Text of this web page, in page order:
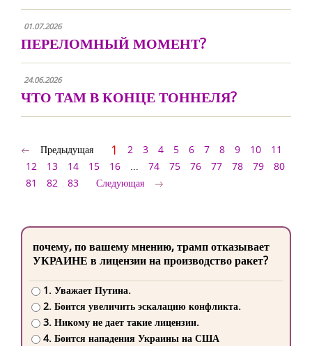
01.07.2026
ПЕРЕЛОМНЫЙ МОМЕНТ?
24.06.2026
ЧТО ТАМ В КОНЦЕ ТОННЕЛЯ?
Предыдущая 1 2 3 4 5 6 7 8 9 10
11
12
13 14 15 16 ... 74 75 76 77 78 79
80
81
82 83 Следующая
почему, по вашему мнению, трамп отказывает
УКРАИНЕ в лицензии на производство ракет?
1. Уважает Путина.
2. Боится увеличить эскалацию конфликта.
3. Никому не дает такие лицензии.
4. Боится нападения Украины на США